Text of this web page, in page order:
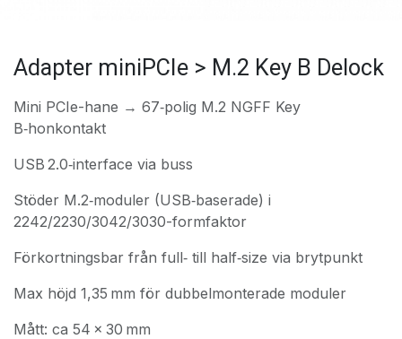
Adapter miniPCIe > M.2 Key B Delock
Mini PCIe-hane → 67‑polig M.2 NGFF Key
B‑honkontakt
USB 2.0‑interface via buss
Stöder M.2‑moduler (USB‑baserade) i
2242/2230/3042/3030-formfaktor
Förkortningsbar från full‑ till half‑size via brytpunkt
Max höjd 1,35 mm för dubbelmonterade moduler
Mått: ca 54 × 30 mm